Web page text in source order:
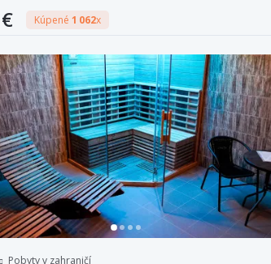
Kúpené 1 062x
Pobyty v zahraničí